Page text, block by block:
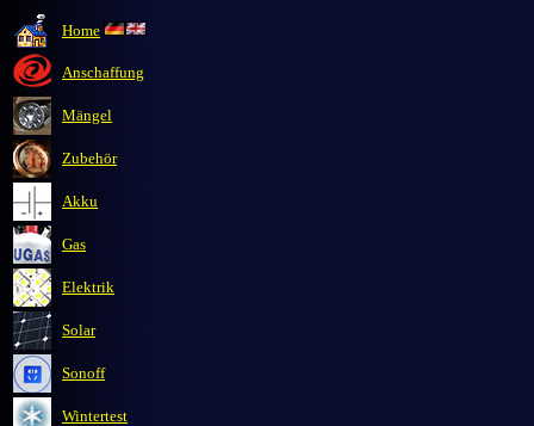
Home
Anschaffung
Mängel
Zubehör
Akku
Gas
Elektrik
Solar
Sonoff
Wintertest